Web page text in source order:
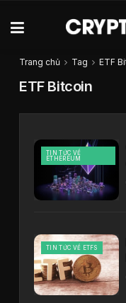
Trang chủ Tag ETF
ETF Bitcoin
TIN TỨC VỀ
ETHEREUM
TIN TỨC VỀ ETFS